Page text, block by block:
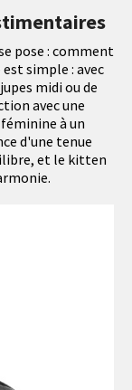
pose : comment
simple : avec
midi ou de
avec une
à un
d'une tenue
et le kitten